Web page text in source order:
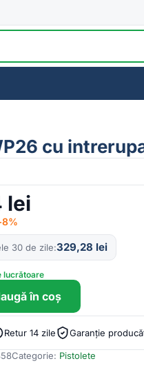
cu
lei
30 de zile 329,28 lei
lucrătoare
în coș
Retur 14 zile Garanție
Categorie: Pistolete